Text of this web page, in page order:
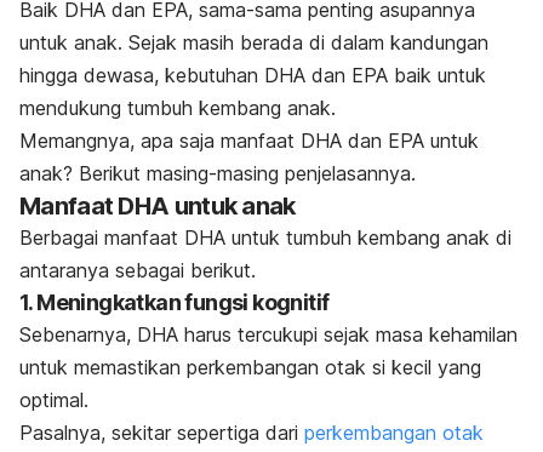
Baik DHA dan EPA, sama-sama penting asupannya
untuk anak. Sejak masih berada di dalam kandungan
hingga dewasa, kebutuhan DHA dan EPA baik untuk
mendukung tumbuh kembang anak.
Memangnya, apa saja manfaat DHA dan EPA untuk
anak? Berikut masing-masing penjelasannya.
Manfaat DHA untuk anak
Berbagai manfaat DHA untuk tumbuh kembang anak di
antaranya sebagai berikut.
1. Meningkatkan fungsi kognitif
Sebenarnya, DHA harus tercukupi sejak masa kehamilan
untuk memastikan perkembangan otak si kecil yang
optimal.
Pasalnya, sekitar sepertiga dari perkembangan otak